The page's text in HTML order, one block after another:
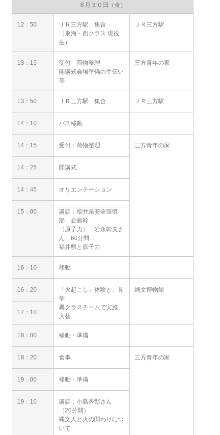
８月３０日（金）
12：50
ＪＲ三方駅 集合
（東海・西クラス 現役
生）
ＪＲ三方駅
13：15
受付 荷物整理
開講式会場準備の手伝い
等
三方青年の家
13：50 ＪＲ三方駅 集合 ＪＲ三方駅
14：10 バス移動
14：15 受付・荷物整理 三方青年の家
14：25 開講式
14：45 オリエンテーション
15：00
講話：福井県安全環境
部 企画幹
（原子力） 岩永幹夫さ
ん 60分間
福井県と原子力
16：10 移動
16：20
「火起こし」体験と、見
学
異クラスチームで実施、
入替
縄文博物館
17：10
18：00 移動・準備
18：20 食事 三方青年の家
19：00 移動・準備
19：10
講話：小島秀彰さん
（20分間）
縄文人と火の関わりにつ
いて